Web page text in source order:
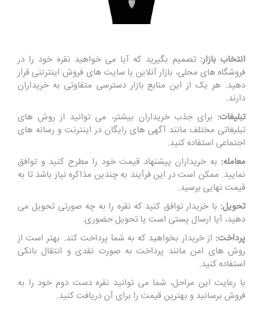
انتخاب بازار: تصمیم بگیرید که آیا می خواهید نقره خود را در
فروشگاه‌ های محلی، بازار آنلاین یا سایت‌ های فروش اینترنتی قرار
دهید. هر یک از این منابع بازار دسترسی متفاوتی به خریداران
دارند.
تبلیغات: برای جذب خریداران بیشتر، می توانید از روش های
تبلیغاتی مختلف مانند آگهی های رایگان در اینترنت و رسانه‌ های
اجتماعی استفاده کنید.
معامله: به خریداران پیشنهاد قیمت خود را مطرح کنید و توافق
نمایید. ممکن است در این فرآیند به چندین مذاکره نیاز باشد تا به
قیمت نهایی برسید.
تحویل: با خریدار توافق کنید که نقره را به چه صورتی تحویل می‌
دهید، آیا ارسال پستی است یا تحویل حضوری.
پرداخت: از خریدار بخواهید که به شما پرداخت کند. بهتر است از
روش‌ های امن مانند پرداخت به صورت نقدی و انتقال بانکی
استفاده کنید.
با رعایت این مراحل، شما می توانید نقره دست دوم خود را به
فروش برسانید و بهترین قیمت را برای آن دریافت کنید.